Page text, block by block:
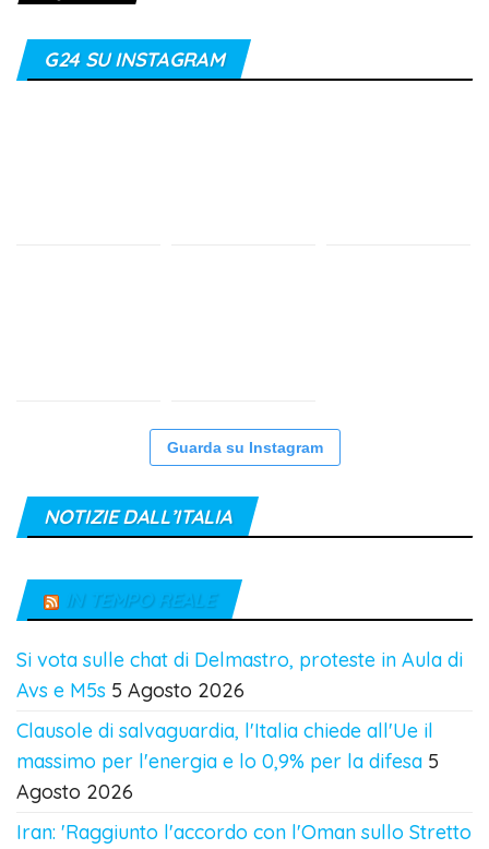
G24 SU INSTAGRAM
Guarda su Instagram
NOTIZIE DALL’ITALIA
IN TEMPO REALE
Si vota sulle chat di Delmastro, proteste in Aula di
Avs e M5s 5 Agosto 2026
Clausole di salvaguardia, l'Italia chiede all'Ue il
massimo per l'energia e lo 0,9% per la difesa 5
Agosto 2026
Iran: 'Raggiunto l'accordo con l'Oman sullo Stretto